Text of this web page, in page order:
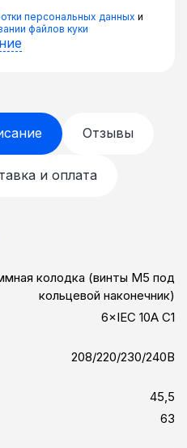
персональных данных и
файлов куки
Отзывы
и оплата
колодка (винты М5 под
кольцевой наконечник)
6×IEC 10A С1
208/220/230/240В
45,5
63